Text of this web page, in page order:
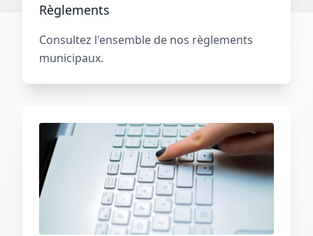
Règlements
Consultez l'ensemble de nos règlements
municipaux.